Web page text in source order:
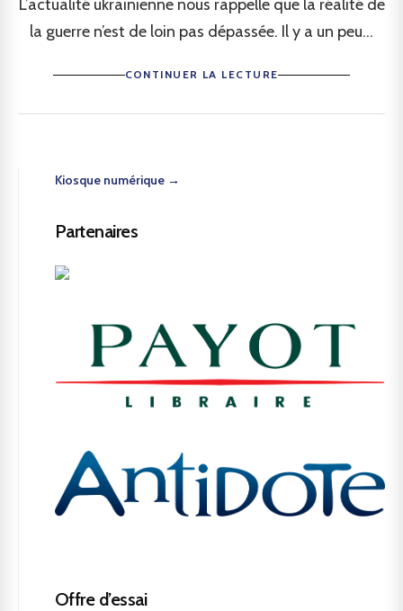
L’actualité ukrainienne nous rappelle que la réalité de
la guerre n’est de loin pas dépassée. Il y a un peu...
CONTINUER LA LECTURE
Kiosque numérique →
Partenaires
Offre d’essai